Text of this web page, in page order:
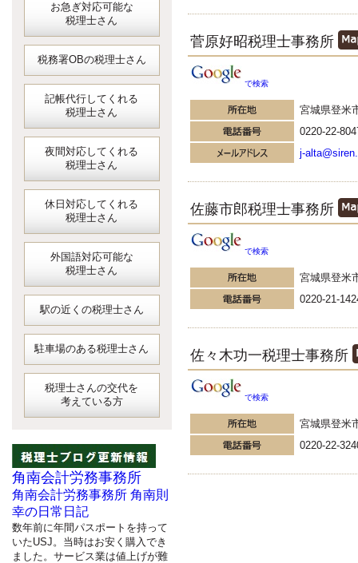
お急ぎ対応可能な
税理士さん
税務署OBの税理士さん
記帳代行してくれる
税理士さん
夜間対応してくれる
税理士さん
休日対応してくれる
税理士さん
外国語対応可能な
税理士さん
駅の近くの税理士さん
駐車場のある税理士さん
税理士さんの交代を
考えている方
角南会計労務事務所
角南会計労務事務所 角南則
幸の日常日記
数年前に年間パスポートを持って
いたUSJ。当時はお安く購入でき
ました。サービス業は値上げが難
菅原好昭税理士事務所
で検索
宮城県登米
0220-22-
j-
佐藤市郎税理士事務所
で検索
宮城県登米
0220-21-
佐々木功一税理士事務所
で検索
宮城県登米
0220-22-